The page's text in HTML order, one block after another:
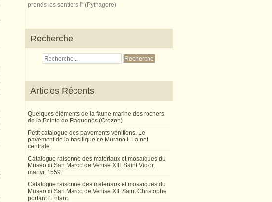
prends les sentiers !" (Pythagore)
Recherche
Articles Récents
Quelques éléments de la faune marine des rochers
de la Pointe de Raguenès (Crozon)
Petit catalogue des pavements vénitiens. Le
pavement de la basilique de Murano.I. La nef
centrale.
Catalogue raisonné des matériaux et mosaïques du
Museo di San Marco de Venise XIII. Saint Victor,
martyr, 1559.
Catalogue raisonné des matériaux et mosaïques du
Museo di San Marco de Venise XII. Saint Christophe
portant l'Enfant.